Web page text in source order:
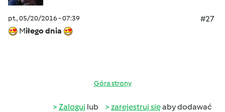
pt., 05/20/2016 - 07:39
#27
Miłego dnia
Góra strony
Zaloguj lub zarejestruj sięaby dodawać